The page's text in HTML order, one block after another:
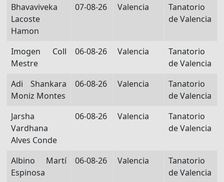
Bhavaviveka
Lacoste
Hamon
07-08-26 Valencia
Tanatorio
de Valencia
Imogen Coll
Mestre
06-08-26 Valencia
Tanatorio
de Valencia
Adi Shankara
Moniz Montes
06-08-26 Valencia
Tanatorio
de Valencia
Jarsha
Vardhana
Alves Conde
06-08-26 Valencia
Tanatorio
de Valencia
Albino Martí
Espinosa
06-08-26 Valencia
Tanatorio
de Valencia